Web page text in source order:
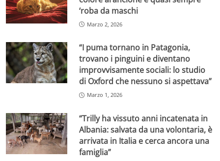
‘roba da maschi
Marzo 2, 2026
“I puma tornano in Patagonia,
trovano i pinguini e diventano
improvvisamente sociali: lo studio
di Oxford che nessuno si aspettava”
Marzo 1, 2026
“Trilly ha vissuto anni incatenata in
Albania: salvata da una volontaria, è
arrivata in Italia e cerca ancora una
famiglia”